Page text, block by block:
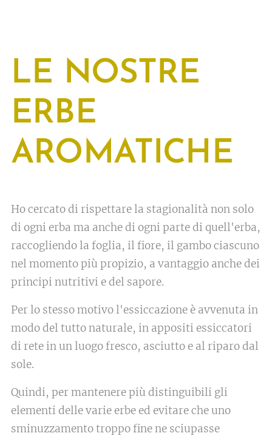
LE NOSTRE
ERBE
AROMATICHE
Ho cercato di rispettare la stagionalità non solo
di ogni erba ma anche di ogni parte di quell'erba,
raccogliendo la foglia, il fiore, il gambo ciascuno
nel momento più propizio, a vantaggio anche dei
principi nutritivi e del sapore.
Per lo stesso motivo l'essiccazione è avvenuta in
modo del tutto naturale, in appositi essiccatori
di rete in un luogo fresco, asciutto e al riparo dal
sole.
Quindi, per mantenere più distinguibili gli
elementi delle varie erbe ed evitare che uno
sminuzzamento troppo fine ne sciupasse